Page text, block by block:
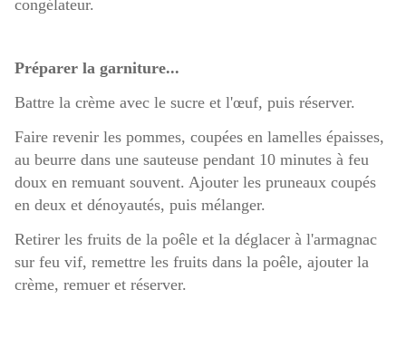
congélateur.
Préparer la garniture...
Battre la crème avec le sucre et l'œuf, puis réserver.
Faire revenir les pommes, coupées en lamelles épaisses,
au beurre dans une sauteuse pendant 10 minutes à feu
doux en remuant souvent. Ajouter les pruneaux coupés
en deux et dénoyautés, puis mélanger.
Retirer les fruits de la poêle et la déglacer à l'armagnac
sur feu vif, remettre les fruits dans la poêle, ajouter la
crème, remuer et réserver.